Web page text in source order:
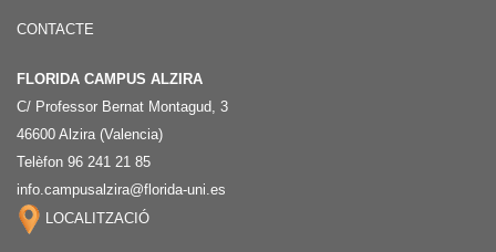
CONTACTE
FLORIDA CAMPUS ALZIRA
C/ Professor Bernat Montagud, 3
46600 Alzira (Valencia)
Telèfon 96 241 21 85
info.campusalzira@florida-uni.es
LOCALITZACIÓ